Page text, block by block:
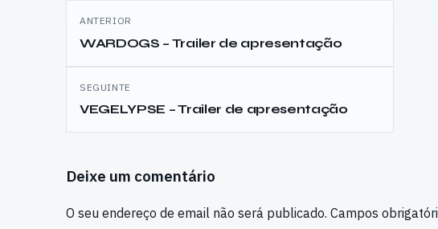
Navegação
de
artigos
ANTERIOR
WARDOGS – Trailer de apresentação
SEGUINTE
VEGELYPSE – Trailer de apresentação
Deixe um comentário
O seu endereço de email não será publicado. Campos